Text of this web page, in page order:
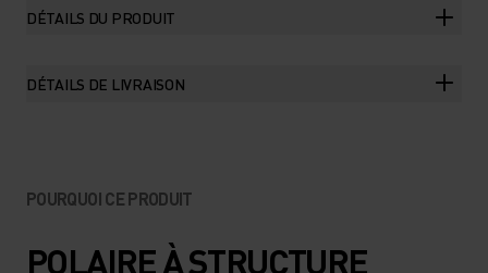
DÉTAILS DU PRODUIT
DÉTAILS DE LIVRAISON
POURQUOI CE PRODUIT
POLAIRE À STRUCTURE